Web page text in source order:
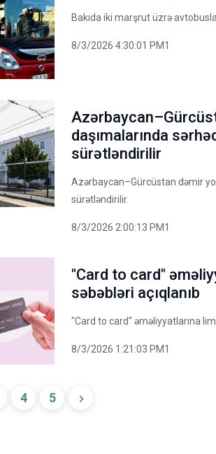
Bakıda iki marşrut üzrə
8/3/2026 4:30:01 PM1
daşımalarında
sürətləndirilir
Azərbaycan–Gürcüstan dəmir
sürətləndirilir.
8/3/2026 2:00:13 PM1
"Card to card"
səbəbləri açıqlanıb
"Card to card" əməliyyatlarına
8/3/2026 1:21:03 PM1
4 5